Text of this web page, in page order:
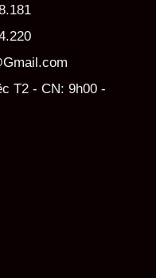
T2 - CN: 9h00 -